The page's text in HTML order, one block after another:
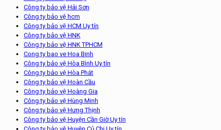
Công ty bảo vệ Hải Sơn
Công ty bảo vệ hcm
Công ty bảo vệ HCM Uy tín
Công ty bảo vệ HNK
Công ty bảo vệ HNK TPHCM
Cong ty bao ve Hoa Binh
Công ty bảo vệ Hòa Bình Uy tín
Công ty bảo vệ Hòa Phát
Công ty bảo vệ Hoàn Cầu
Công ty bảo vệ Hoàng Gia
Công ty bảo vệ Hùng Minh
Công ty bảo vệ Hưng Thịnh
Công ty bảo vệ Huyện Cần Giờ Uy tín